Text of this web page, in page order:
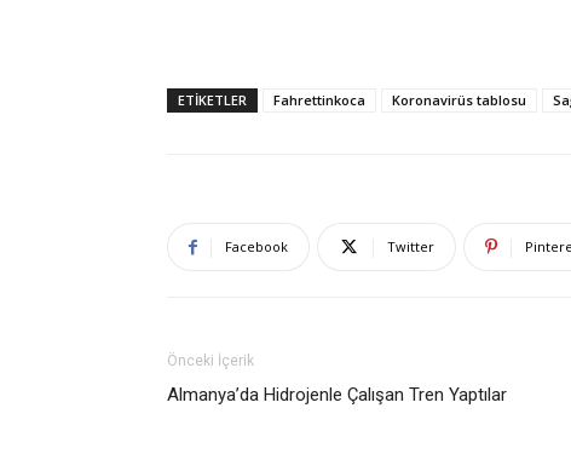
ETIKETLER Fahrettinkoca Koronavirüs tablosu
Facebook Twitter
Önceki İçerik
Almanya’da Hidrojenle Çalışan Tren Yaptılar